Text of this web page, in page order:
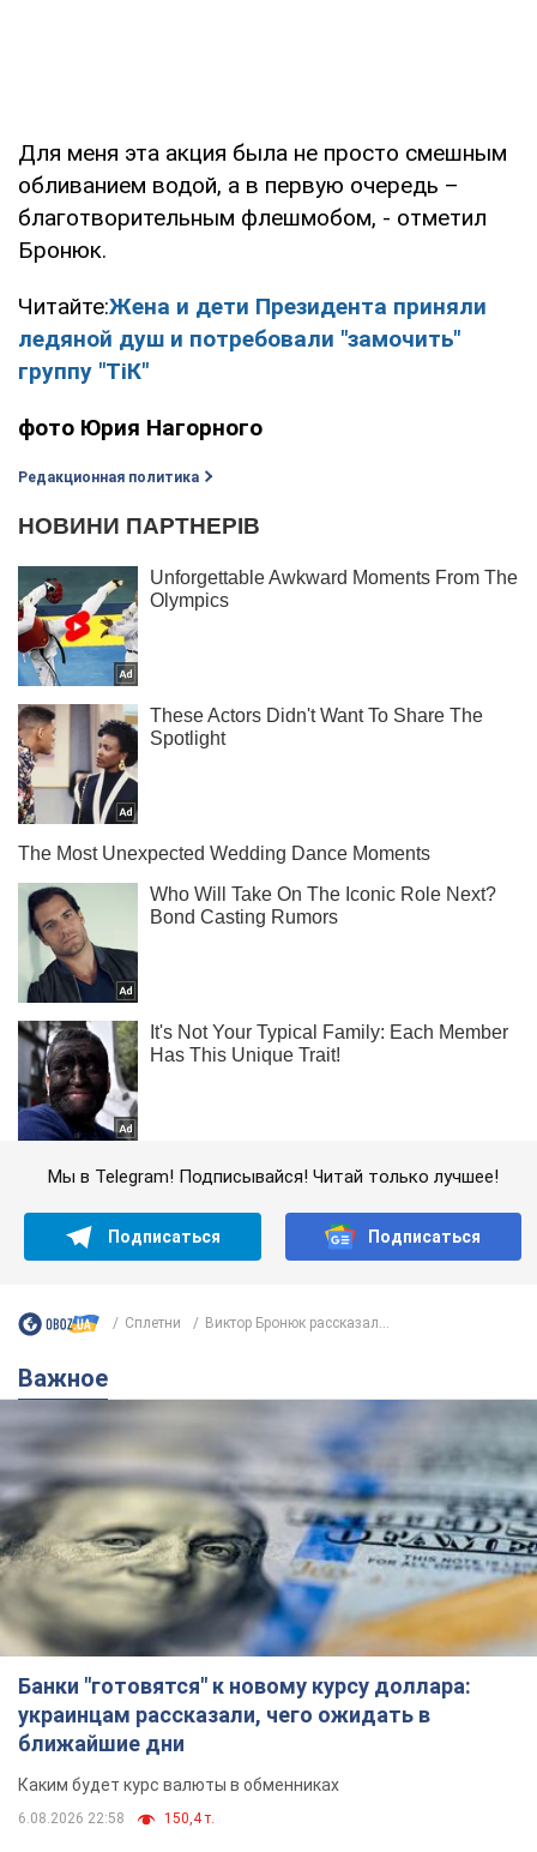
Для меня эта акция была не просто смешным
обливанием водой, а в первую очередь –
благотворительным флешмобом, - отметил
Бронюк.
Читайте:Жена и дети Президента приняли
ледяной душ и потребовали "замочить"
группу "ТіК"
фото Юрия Нагорного
Редакционная политика
Мы в Telegram! Подписывайся! Читай только лучшее!
Подписаться Подписаться
Сплетни Виктор Бронюк рассказал...
Важное
Банки "готовятся" к новому курсу доллара:
украинцам рассказали, чего ожидать в
ближайшие дни
Каким будет курс валюты в обменниках
6.08.2026 22:58 150,4 т.